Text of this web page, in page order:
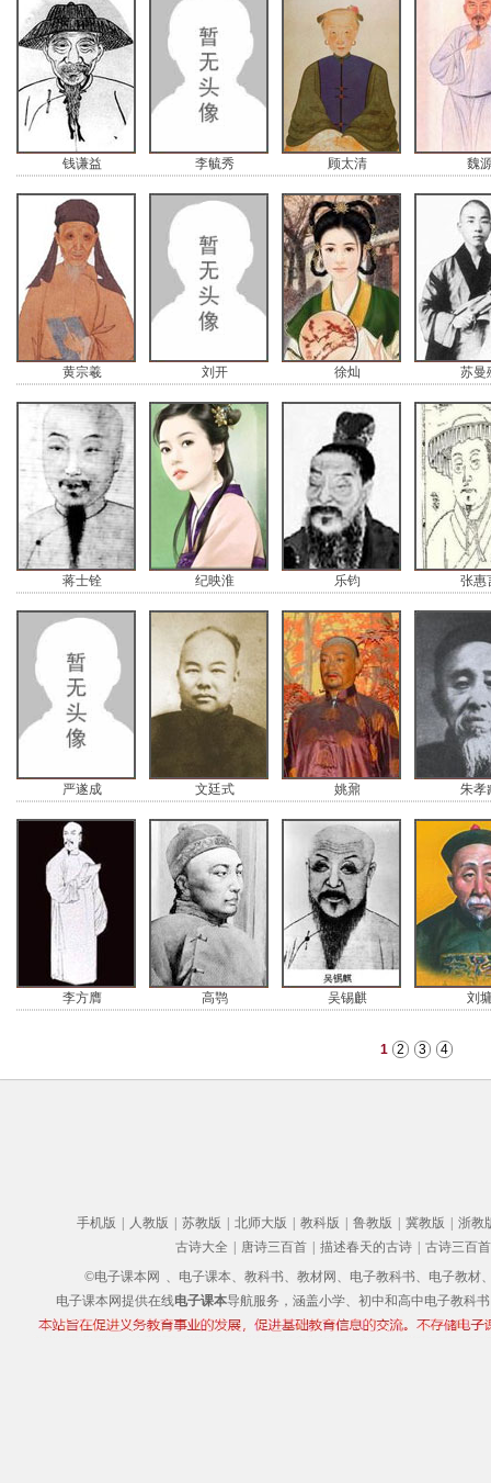
钱谦益 李毓秀 顾太清 魏
黄宗羲 刘开 徐灿 苏曼
蒋士铨 纪映淮 乐钧 张惠
严遂成 文廷式 姚鼐 朱孝
李方膺 高鹗 吴锡麒 刘
1 2 3 4
手机版 人教版 苏教版 北师大版 教科版 鲁教版 冀教版
浙教
古诗大全
唐诗三百首 描述春天的古诗
古诗三百首
©电子课本网 、电子课本、教科书、教材网、电子教科书、电子教材
电子课本网提供在线电子课本导航服务，涵盖小学、初中和高中电子教科